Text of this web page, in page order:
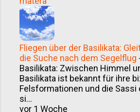
Marina di Cecina
eine Ortschaft, die
dem Tourismus
und das auf pr...
Fliegen über der Basilikata:
die Suche nach dem Segelflug
Basilikata: Zwischen Himmel
Basilikata ist bekannt für ihre
Felsformationen und die Sassi
si...
vor 1 Woche